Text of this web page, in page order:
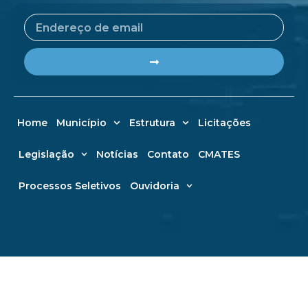
Email
Home Município Estrutura Licitações
Legislação Notícias Contato CMATES
Processos Seletivos Ouvidoria